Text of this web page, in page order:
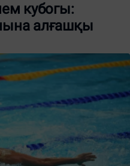
кубогы:
алғашқы